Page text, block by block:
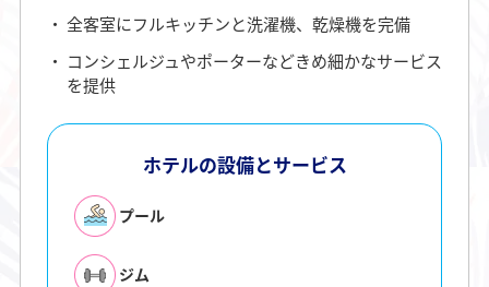
全客室にフルキッチンと洗濯機、乾燥機を完備
コンシェルジュやポーターなどきめ細かなサービス
を提供
ホテルの設備とサービス
プール
ジム